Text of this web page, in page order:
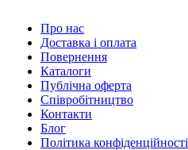
Про нас
Доставка i оплата
Повернення
Каталоги
Публічна оферта
Співробітництво
Контакти
Блог
Політика конфіденційності